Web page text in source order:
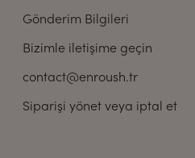
Gönderim Bilgileri
Bizimle iletişime geçin
contact@enroush.tr
Siparişi yönet veya iptal et